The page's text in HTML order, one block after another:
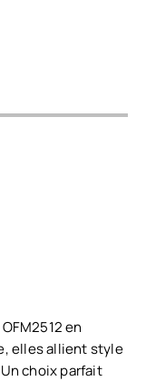
en
elles allient style
choix parfait